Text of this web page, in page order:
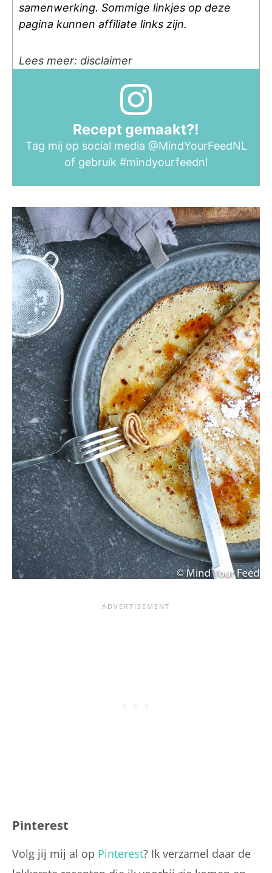
samenwerking. Sommige linkjes op deze
pagina kunnen affiliate links zijn.
Lees meer: disclaimer
Recept gemaakt?!
Tag mij op social media @MindYourFeedNL
of gebruik #mindyourfeednl
Pinterest
Volg jij mij al op Pinterest? Ik verzamel daar de